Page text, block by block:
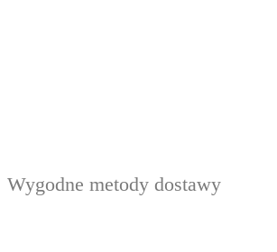
Wygodne metody dostawy